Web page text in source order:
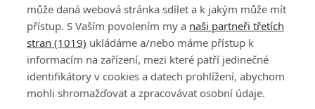
PŘIHLÁSIT
REGISTROVAT
DISKUZE
může daná webová stránka sdílet a k jakým může mít
přístup. S Vaším povolením my a naši partneři třetích
stran (1019) ukládáme a/nebo máme přístup k
informacím na zařízení, mezi které patří jedinečné
identifikátory v cookies a datech prohlížení, abychom
mohli shromažďovat a zpracovávat osobní údaje.